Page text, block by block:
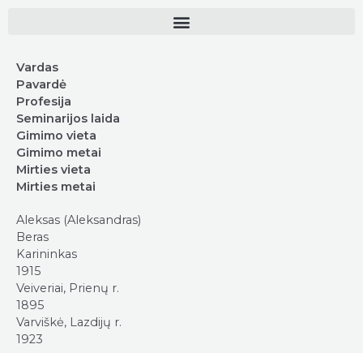
Vardas
Pavardė
Profesija
Seminarijos laida
Gimimo vieta
Gimimo metai
Mirties vieta
Mirties metai
Aleksas (Aleksandras)
Beras
Karininkas
1915
Veiveriai, Prienų r.
1895
Varviškė, Lazdijų r.
1923